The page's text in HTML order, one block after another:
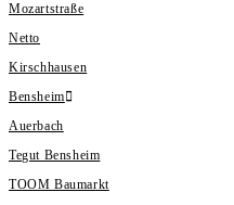
Mozartstraße
Netto
Kirschhausen
Bensheim
Auerbach
Tegut Bensheim
TOOM Baumarkt